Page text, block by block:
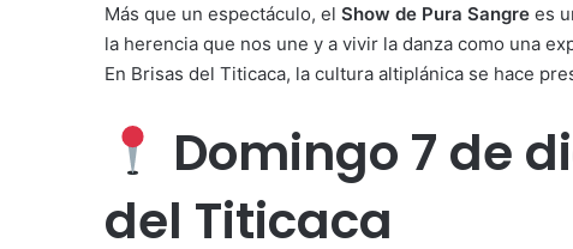
Más que un espectáculo, el Show de Pura Sangre es
la herencia que nos une y a vivir la danza como una
En Brisas del Titicaca, la cultura altiplánica se hace
Domingo 7 de
del Titicaca